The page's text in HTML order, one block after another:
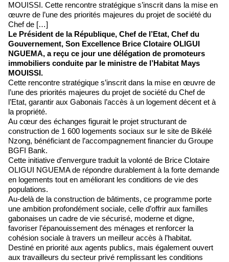
MOUISSI. Cette rencontre stratégique s’inscrit dans la mise en
œuvre de l’une des priorités majeures du projet de société du
Chef de […]
Le Président de la République, Chef de l’Etat, Chef du
Gouvernement, Son Excellence Brice Clotaire OLIGUI
NGUEMA, a reçu ce jour une délégation de promoteurs
immobiliers conduite par le ministre de l’Habitat Mays
MOUISSI.
Cette rencontre stratégique s’inscrit dans la mise en œuvre de
l’une des priorités majeures du projet de société du Chef de
l’Etat, garantir aux Gabonais l’accès à un logement décent et à
la propriété.
Au cœur des échanges figurait le projet structurant de
construction de 1 600 logements sociaux sur le site de Bikélé
Nzong, bénéficiant de l’accompagnement financier du Groupe
BGFI Bank.
Cette initiative d’envergure traduit la volonté de Brice Clotaire
OLIGUI NGUEMA de répondre durablement à la forte demande
en logements tout en améliorant les conditions de vie des
populations.
Au-delà de la construction de bâtiments, ce programme porte
une ambition profondément sociale, celle d’offrir aux familles
gabonaises un cadre de vie sécurisé, moderne et digne,
favoriser l’épanouissement des ménages et renforcer la
cohésion sociale à travers un meilleur accès à l’habitat.
Destiné en priorité aux agents publics, mais également ouvert
aux travailleurs du secteur privé remplissant les conditions